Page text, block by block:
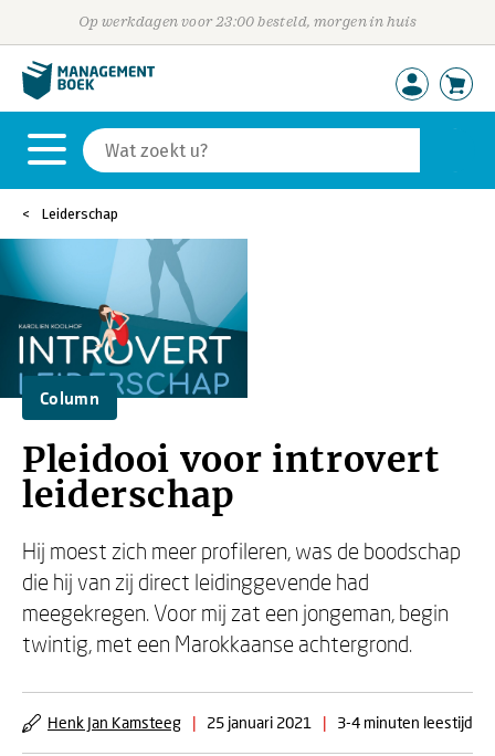
Op werkdagen voor 23:00 besteld, morgen in huis
Leiderschap
Column
Pleidooi voor introvert
leiderschap
Hij moest zich meer profileren, was de boodschap
die hij van zij direct leidinggevende had
meegekregen. Voor mij zat een jongeman, begin
twintig, met een Marokkaanse achtergrond.
Henk Jan Kamsteeg | 25 januari 2021 | 3-4 minuten leestijd